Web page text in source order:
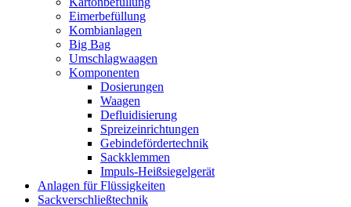
Eimerbefüllung
Kombianlagen
Big Bag
Umschlagwaagen
Komponenten
Dosierungen
Waagen
Defluidisierung
Spreizeinrichtungen
Gebindefördertechnik
Sackklemmen
Impuls-Heißsiegelgerät
Anlagen für Flüssigkeiten
Sackverschließtechnik